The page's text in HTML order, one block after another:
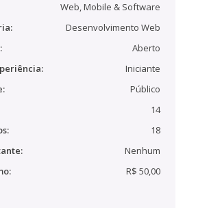
Web, Mobile & Software
Desenvolvimento Web
Aberto
Iniciante
Público
14
18
Nenhum
R$ 50,00